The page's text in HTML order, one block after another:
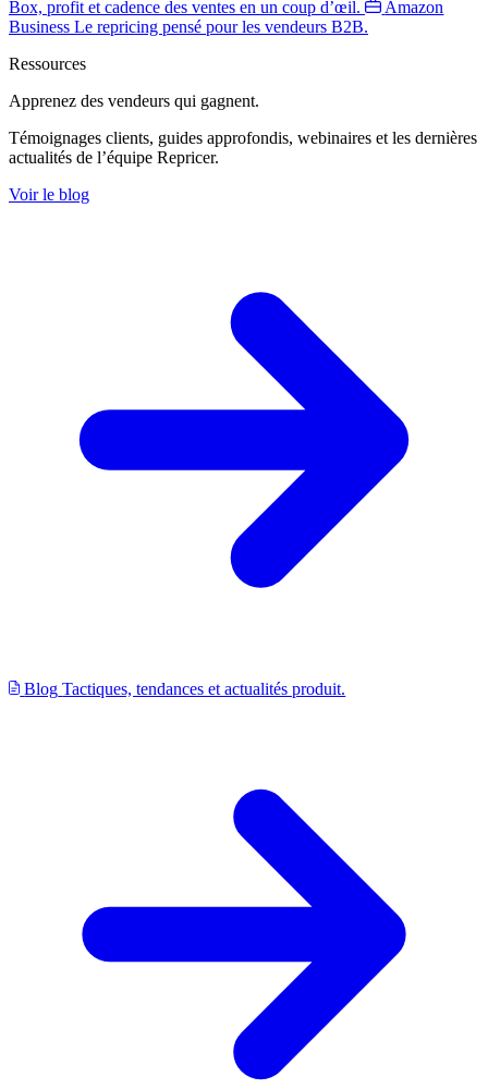
Box, profit et cadence des ventes en un coup d’œil.
Amazon
Business Le repricing pensé pour les vendeurs B2B.
Ressources
Apprenez des vendeurs qui gagnent.
Témoignages clients, guides approfondis, webinaires et les dernières
actualités de l’équipe Repricer.
Voir le blog
Blog Tactiques, tendances et actualités produit.